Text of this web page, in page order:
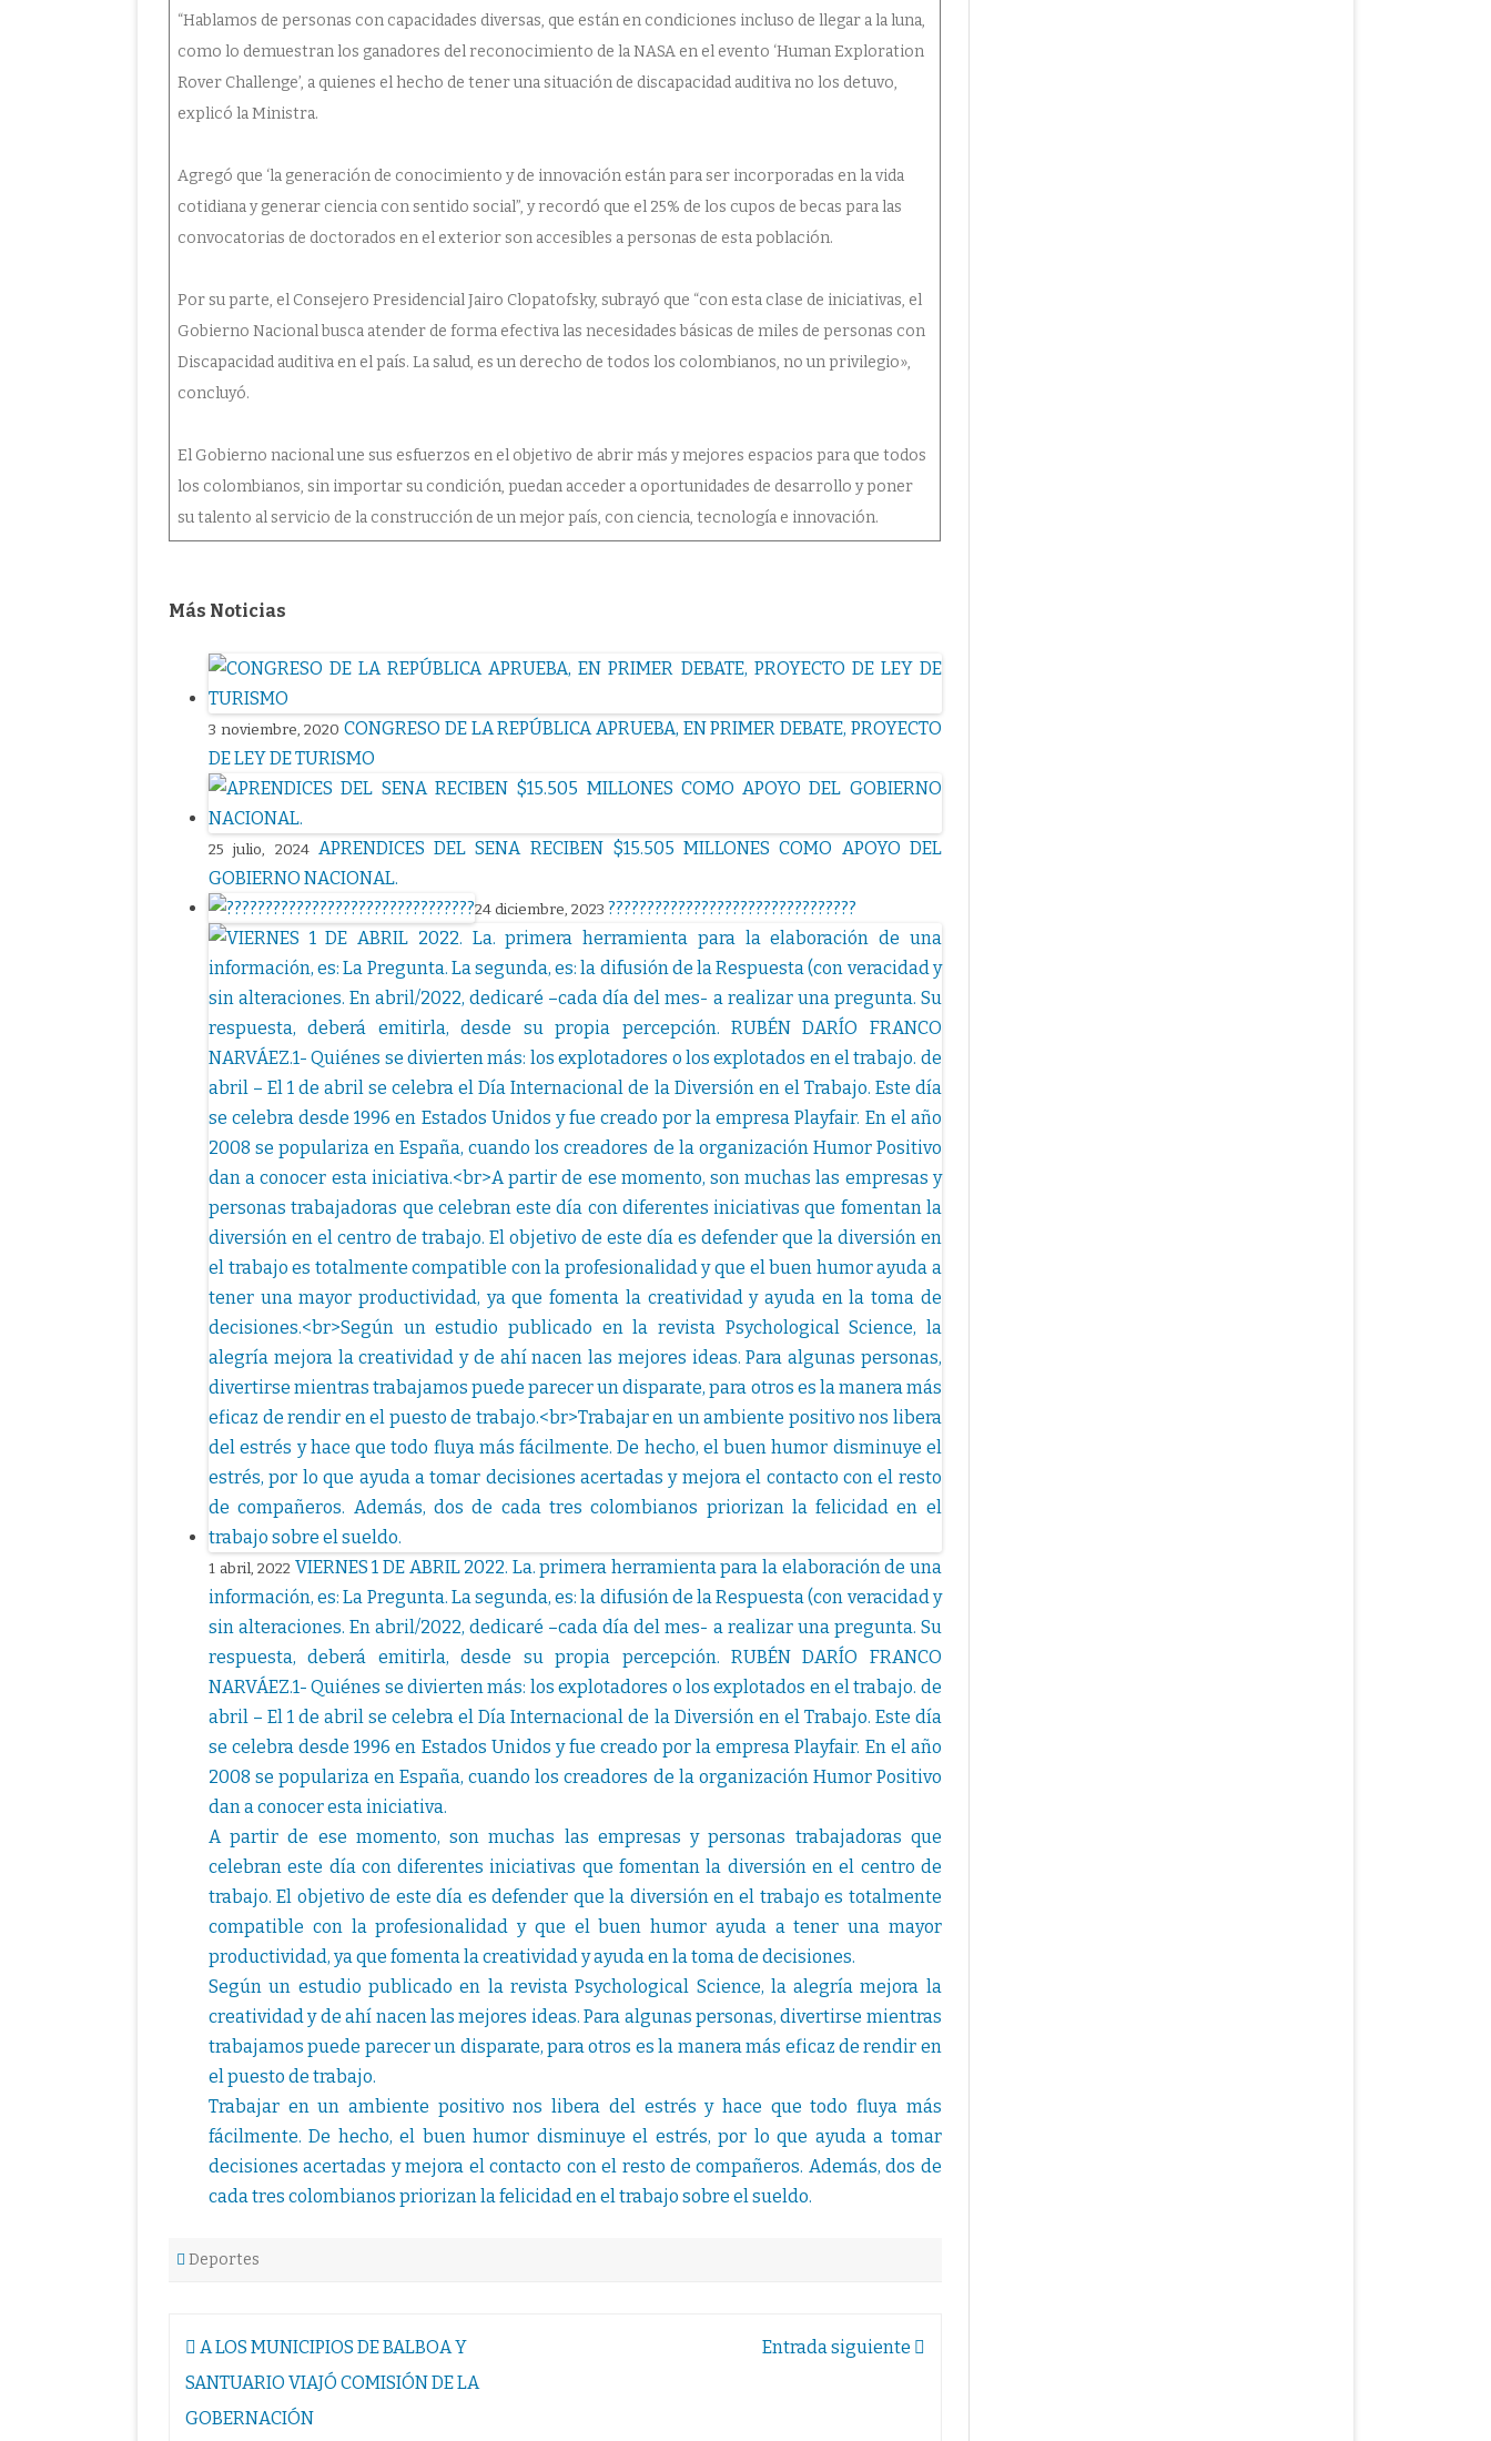
“Hablamos de personas con capacidades diversas, que están en condiciones incluso de llegar a la luna,
como lo demuestran los ganadores del reconocimiento de la NASA en el evento ‘Human Exploration
Rover Challenge’, a quienes el hecho de tener una situación de discapacidad auditiva no los detuvo,
explicó la Ministra.
Agregó que ‘la generación de conocimiento y de innovación están para ser incorporadas en la vida
cotidiana y generar ciencia con sentido social”, y recordó que el 25% de los cupos de becas para las
convocatorias de doctorados en el exterior son accesibles a personas de esta población.
Por su parte, el Consejero Presidencial Jairo Clopatofsky, subrayó que “con esta clase de iniciativas, el
Gobierno Nacional busca atender de forma efectiva las necesidades básicas de miles de personas con
Discapacidad auditiva en el país. La salud, es un derecho de todos los colombianos, no un privilegio»,
concluyó.
El Gobierno nacional une sus esfuerzos en el objetivo de abrir más y mejores espacios para que todos
los colombianos, sin importar su condición, puedan acceder a oportunidades de desarrollo y poner
su talento al servicio de la construcción de un mejor país, con ciencia, tecnología e innovación.
Más Noticias
3 noviembre, 2020 CONGRESO DE LA REPÚBLICA APRUEBA, EN PRIMER DEBATE, PROYECTO
DE LEY DE TURISMO
25 julio, 2024 APRENDICES DEL SENA RECIBEN $15.505 MILLONES COMO APOYO DEL
GOBIERNO NACIONAL.
24 diciembre, 2023 ????????????????????????????????
1 abril, 2022 VIERNES 1 DE ABRIL 2022. La. primera herramienta para la elaboración de una
información, es: La Pregunta. La segunda, es: la difusión de la Respuesta (con veracidad y
sin alteraciones. En abril/2022, dedicaré –cada día del mes- a realizar una pregunta. Su
respuesta, deberá emitirla, desde su propia percepción. RUBÉN DARÍO FRANCO
NARVÁEZ.1- Quiénes se divierten más: los explotadores o los explotados en el trabajo. de
abril – El 1 de abril se celebra el Día Internacional de la Diversión en el Trabajo. Este día
se celebra desde 1996 en Estados Unidos y fue creado por la empresa Playfair. En el año
2008 se populariza en España, cuando los creadores de la organización Humor Positivo
dan a conocer esta iniciativa.
A partir de ese momento, son muchas las empresas y personas trabajadoras que
celebran este día con diferentes iniciativas que fomentan la diversión en el centro de
trabajo. El objetivo de este día es defender que la diversión en el trabajo es totalmente
compatible con la profesionalidad y que el buen humor ayuda a tener una mayor
productividad, ya que fomenta la creatividad y ayuda en la toma de decisiones.
Según un estudio publicado en la revista Psychological Science, la alegría mejora la
creatividad y de ahí nacen las mejores ideas. Para algunas personas, divertirse mientras
trabajamos puede parecer un disparate, para otros es la manera más eficaz de rendir en
el puesto de trabajo.
Trabajar en un ambiente positivo nos libera del estrés y hace que todo fluya más
fácilmente. De hecho, el buen humor disminuye el estrés, por lo que ayuda a tomar
decisiones acertadas y mejora el contacto con el resto de compañeros. Además, dos de
cada tres colombianos priorizan la felicidad en el trabajo sobre el sueldo.
Deportes
Navegación
de
entradas
A LOS MUNICIPIOS DE BALBOA Y
SANTUARIO VIAJÓ COMISIÓN DE LA
GOBERNACIÓN
Entrada siguiente